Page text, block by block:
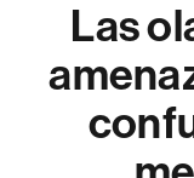
Las